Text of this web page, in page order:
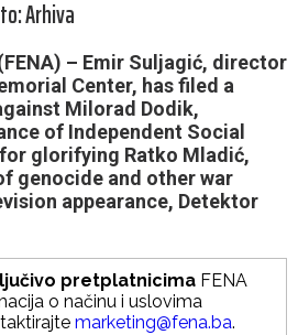
Arhiva
– Emir Suljagić, director
Center, has filed a
Milorad Dodik,
of Independent Social
glorifying Ratko Mladić,
genocide and other war
appearance, Detektor
pretplatnicima FENA
o načinu i uslovima
marketing@fena.ba.